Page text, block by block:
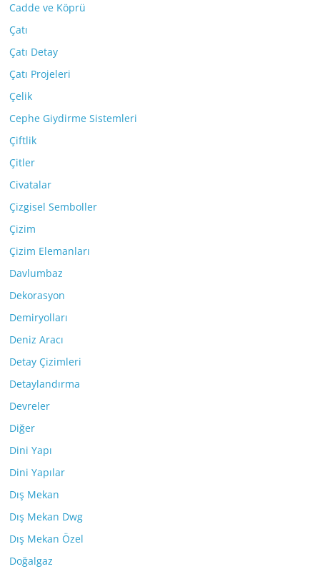
Cadde ve Köprü
Çatı
Çatı Detay
Çatı Projeleri
Çelik
Cephe Giydirme Sistemleri
Çiftlik
Çitler
Civatalar
Çizgisel Semboller
Çizim
Çizim Elemanları
Davlumbaz
Dekorasyon
Demiryolları
Deniz Aracı
Detay Çizimleri
Detaylandırma
Devreler
Diğer
Dini Yapı
Dini Yapılar
Dış Mekan
Dış Mekan Dwg
Dış Mekan Özel
Doğalgaz